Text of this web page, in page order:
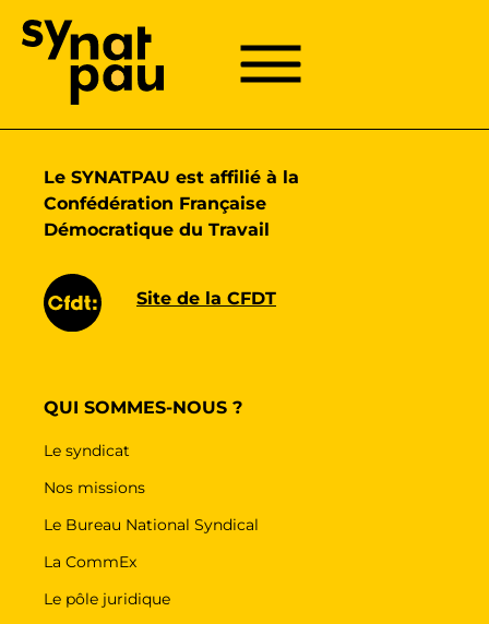
Passer
Menu principal
Menu
Le SYNATPAU est affilié à la
Confédération Française
Démocratique du Travail
Site de la CFDT
QUI SOMMES-NOUS ?
Le syndicat
Nos missions
Le Bureau National Syndical
La CommEx
Le pôle juridique